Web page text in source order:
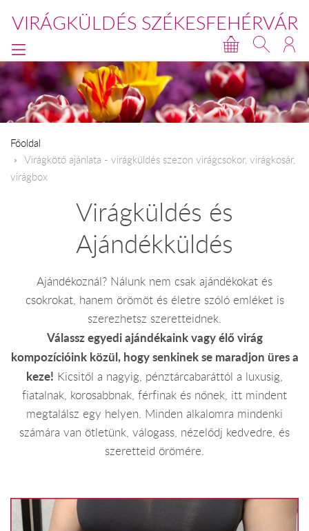
VIRÁGKÜLDÉS SZÉKESFEHÉRVÁR
Főoldal
Virágkötő ajánlata - virágküldés szezon virágcsokor, virágkosár,
virágbox
Virágküldés és
Ajándékküldés
Ajándékoznál? Nálunk nem csak ajándékokat és
csokrokat, hanem örömöt és életre szóló emléket is
szerezhetsz szeretteidnek.
Válassz egyedi ajándékaink vagy élő virág
kompozícióink közül, hogy senkinek se maradjon üres a
keze! Kicsitől a nagyig, pénztárcabaráttól a luxusig,
fiatalnak, korosabbnak, férfinak és nőnek, itt mindent
megtalálsz egy helyen. Minden alkalomra mindenki
számára van ötletünk, válogass, nézelődj kedvedre, és
szeretteid örömére.